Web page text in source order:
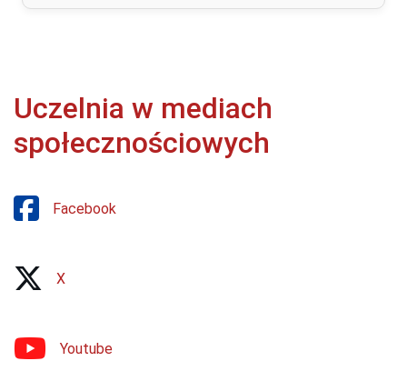
Uczelnia w mediach
społecznościowych
Facebook
X
Youtube